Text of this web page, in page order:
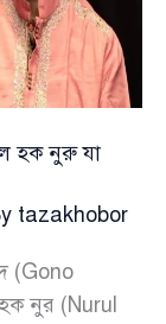
হক নুরু যা
tazakhobor
(Gono
নুর (Nurul